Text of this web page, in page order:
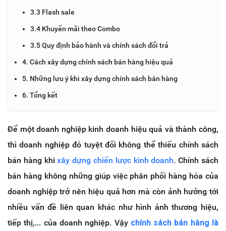
3.3 Flash sale
3.4 Khuyến mãi theo Combo
3.5 Quy định bảo hành và chính sách đổi trả
4. Cách xây dựng chính sách bán hàng hiệu quả
5. Những lưu ý khi xây dựng chính sách bán hàng
6. Tổng kết
Để một doanh nghiệp kinh doanh hiệu quả và thành công,
thì doanh nghiệp đó tuyệt đối không thể thiếu chính sách
bán hàng khixây dựng chiến lược kinh doanh. Chính sách
bán hàng không những giúp việc phân phối hàng hóa của
doanh nghiệp trở nên hiệu quả hơn mà còn ảnh hưởng tới
nhiều vấn đề liên quan khác như hình ảnh thương hiệu,
tiếp thị,... của doanh nghiệp. Vậy chính sách bán hàng là